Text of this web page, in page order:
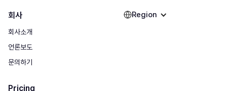
회사
회사소개
언론보도
문의하기
Pricing
Region